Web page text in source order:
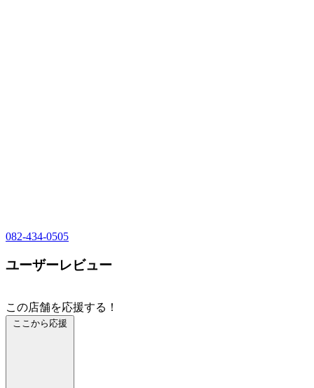
082-434-0505
ユーザーレビュー
この店舗を応援する！
ここから応援